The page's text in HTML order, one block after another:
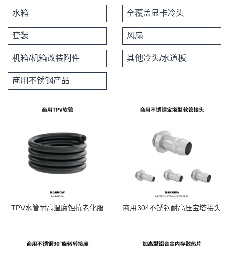
水箱 全覆盖显卡冷头
套装 风扇
机箱/机箱改装附件 其他冷头/水道板
商用不锈钢产品
TPV水管耐高温腐蚀抗老化服
商用304不锈钢耐高压宝塔接头